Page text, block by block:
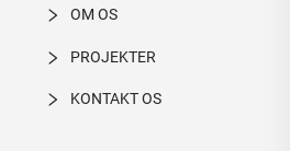
OM OS
PROJEKTER
KONTAKT OS